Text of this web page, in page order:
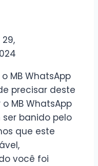
MB WhatsApp
precisar deste
MB WhatsApp
banido pelo
que este
você foi